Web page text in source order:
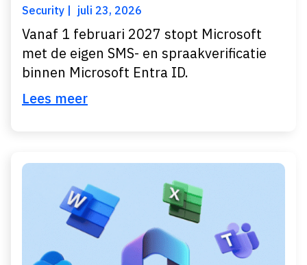
Security juli 23, 2026
Vanaf 1 februari 2027 stopt Microsoft
met de eigen SMS- en spraakverificatie
binnen Microsoft Entra ID.
Lees meer